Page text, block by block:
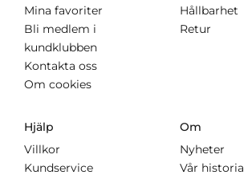
Mina favoriter
Bli medlem i
kundklubben
Kontakta oss
Om cookies
Hållbarhet
Retur
Hjälp
Villkor
Kundservice
Om
Nyheter
Vår historia